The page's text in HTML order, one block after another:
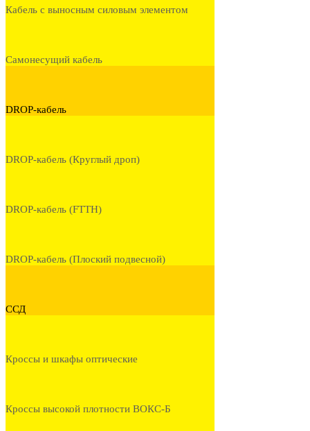
Кабель с выносным силовым элементом
Самонесущий кабель
DROP-кабель
DROP-кабель (Круглый дроп)
DROP-кабель (FTTH)
DROP-кабель (Плоский подвесной)
ССД
Кроссы и шкафы оптические
Кроссы высокой плотности ВОКС-Б